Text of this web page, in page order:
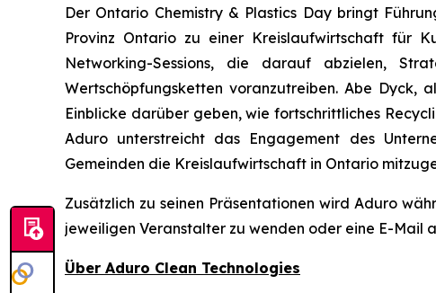
Der Ontario Chemistry & Plastics Day bringt
Provinz Ontario zu einer Kreislaufwirtschaft für
Networking-Sessions, die darauf abzielen,
Wertschöpfungsketten voranzutreiben. Abe Dyck,
Einblicke darüber geben, wie fortschrittliches
Aduro unterstreicht das Engagement des
Gemeinden die Kreislaufwirtschaft in Ontario
Zusätzlich zu seinen Präsentationen wird Aduro
jeweiligen Veranstalter zu wenden oder eine E-Mail
Über Aduro Clean Technologies